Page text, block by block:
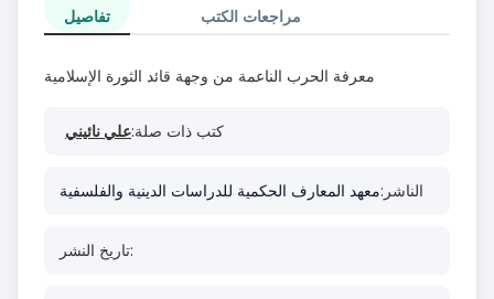
تفاصيل مراجعات الكتب
معرفة الحرب الناعمة من وجهة قائد الثورة الإسلامية
كتب ذات صلة:علي نائيني
الناشر:معهد المعارف الحكمية للدراسات الدينية والفلسفية
تاريخ النشر: